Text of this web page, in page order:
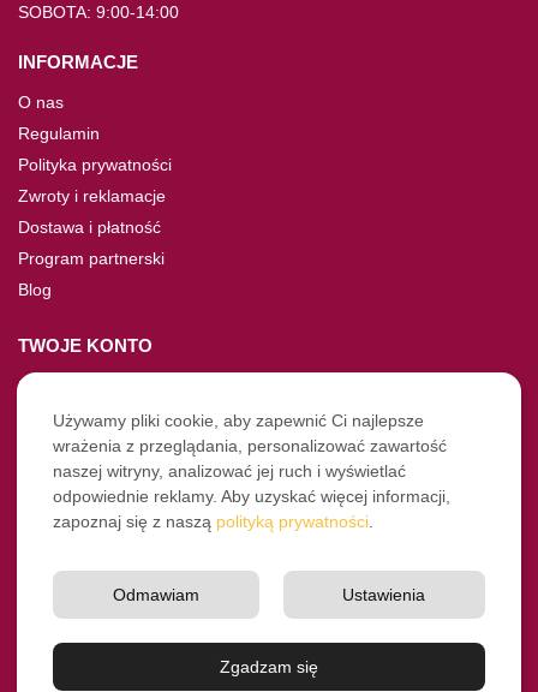
SOBOTA: 9:00-14:00
INFORMACJE
O nas
Regulamin
Polityka prywatności
Zwroty i reklamacje
Dostawa i płatność
Program partnerski
Blog
TWOJE KONTO
Moje konto
Nie pamiętasz hasła?
Twoje zamówienia
NASZE SOCIALE
Instagram
© Pro-Fryz.pl 2021-2026
Używamy pliki cookie, aby zapewnić Ci najlepsze
wrażenia z przeglądania, personalizować zawartość
naszej witryny, analizować jej ruch i wyświetlać
odpowiednie reklamy. Aby uzyskać więcej informacji,
zapoznaj się z naszą polityką prywatności
Zgadzam się
Ustawienia
Odmawiam